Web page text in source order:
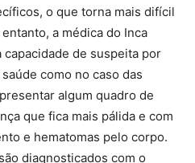
o que torna mais difícil
a médica do Inca
de suspeita por
como no caso das
algum quadro de
que fica mais pálida e com
e hematomas pelo corpo.
diagnosticados com o